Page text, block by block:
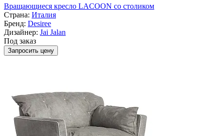
Вращающиеся кресло LACOON со столиком
Страна: Италия
Бренд: Desiree
Дизайнер: Jai Jalan
Под заказ
Запросить цену